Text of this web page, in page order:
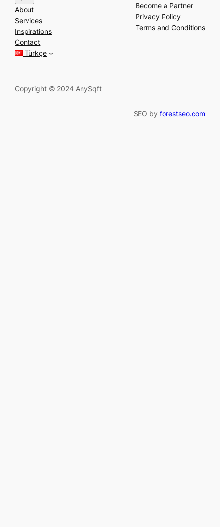
e
a
r
c
h
About
Services
Inspirations
Contact
Türkçe
Become a Partner
Privacy Policy
Terms and Conditions
Copyright © 2024 AnySqft
SEO by forestseo.com